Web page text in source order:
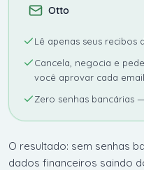
Otto
Lê apenas seus
Cancela, negocia e
você aprovar cada email
Zero senhas bancárias
O resultado: sem senhas
dados financeiros saindo